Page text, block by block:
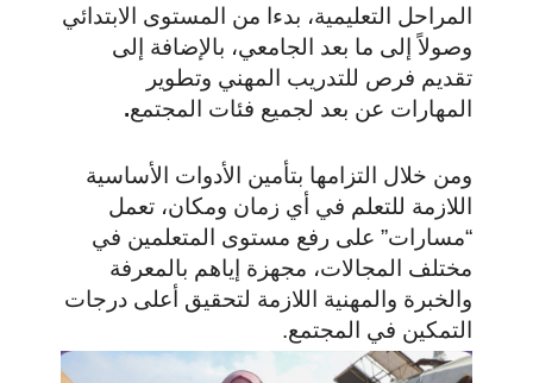
المراحل التعليمية، بدءا من المستوى الابتدائي
وصولاً إلى ما بعد الجامعي، بالإضافة إلى
تقديم فرص للتدريب المهني وتطوير
المهارات عن بعد لجميع فئات المجتمع.
ومن خلال التزامها بتأمين الأدوات الأساسية
اللازمة للتعلم في أي زمان ومكان، تعمل
“مسارات” على رفع مستوى المتعلمين في
مختلف المجالات، مجهزة إياهم بالمعرفة
والخبرة والمهنية اللازمة لتحقيق أعلى درجات
التمكين في المجتمع.